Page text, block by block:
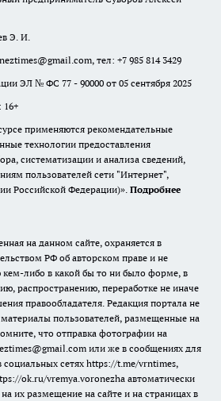
Э. И.
тел: +7 985 814 3429
ЭЛ № ФС 77 - 90000 от 05 сентября 2025
16+
применяются рекомендательные
технологии предоставления
систематизации и анализа сведений,
пользователей сети "Интернет",
Российской Федерации)». Подробнее
на данном сайте, охраняется в
РФ об авторском праве и не
либо в какой бы то ни было форме, в
распространению, переработке не иначе
правообладателя. Редакция портала не
материалы пользователей, размещенные на
что отправка фотографии на
или же в сообщениях для
сетях https://t.me/vrntimes,
ok.ru/vremya.voronezha автоматически
их размещение на сайте и на страницах в